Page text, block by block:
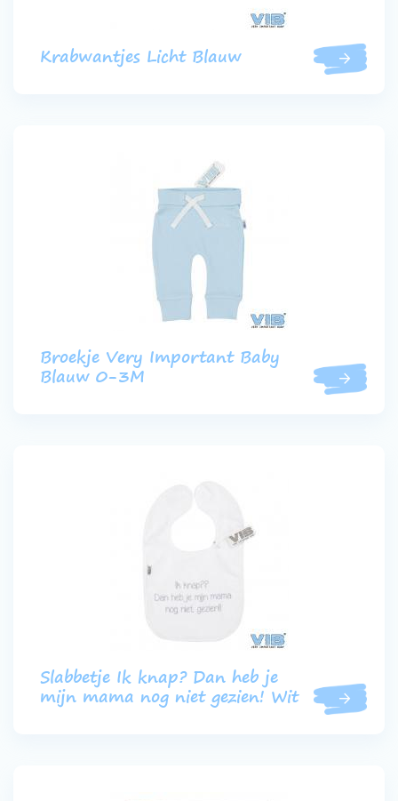
Krabwantjes Licht Blauw
Broekje Very Important Baby
Blauw 0-3M
Slabbetje Ik knap? Dan heb je
mijn mama nog niet gezien! Wit